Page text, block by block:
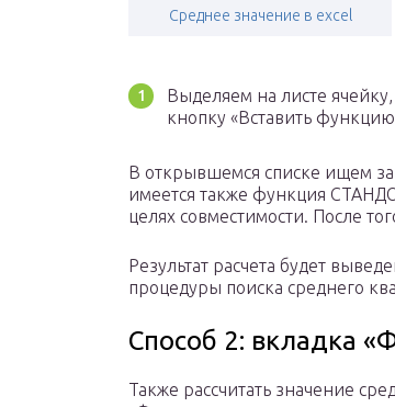
Среднее значение в excel
Выделяем на листе
кнопку «Вставить
В открывшемся списке ищем
имеется также функция
целях совместимости. После
Результат расчета будет
процедуры поиска среднего
Способ 2: вкладка
Также рассчитать значение